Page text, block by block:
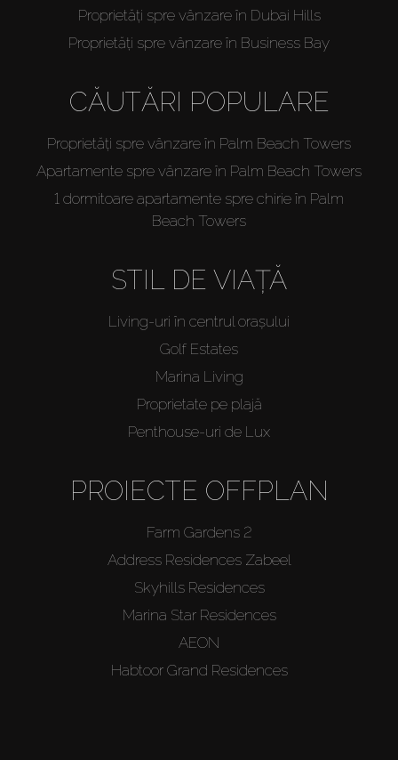
Proprietăți spre vânzare în Dubai Hills
Proprietăți spre vânzare în Business Bay
CĂUTĂRI POPULARE
Proprietăți spre vânzare în Palm Beach Towers
Apartamente spre vânzare în Palm Beach Towers
1 dormitoare apartamente spre chirie în Palm
Beach Towers
STIL DE VIAȚĂ
Living-uri în centrul orașului
Golf Estates
Marina Living
Proprietate pe plajă
Penthouse-uri de Lux
PROIECTE OFFPLAN
Farm Gardens 2
Address Residences Zabeel
Skyhills Residences
Marina Star Residences
AEON
Habtoor Grand Residences